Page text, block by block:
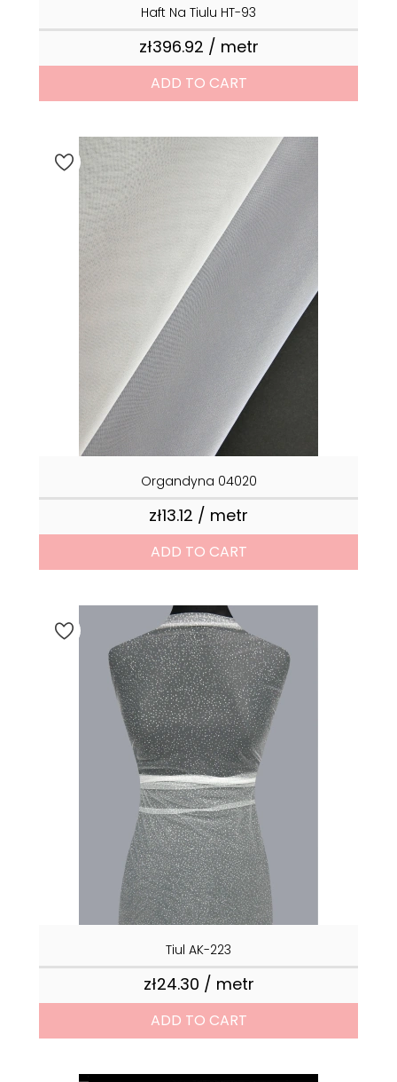
Haft Na Tiulu HT-93
zł396.92 / metrPrice
ADD TO CART
Organdyna 04020
zł13.12 / metr
ADD TO CART
Tiul AK-223
zł24.30 / metrPrice
ADD TO CART